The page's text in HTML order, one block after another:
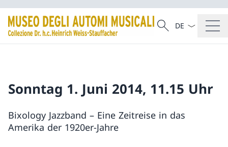
Cercare
Ricerca
Dal menu a
Sonntag 1. Juni 2014, 11.15 Uhr
Bixology Jazzband – Eine Zeitreise in das
Amerika der 1920er-Jahre